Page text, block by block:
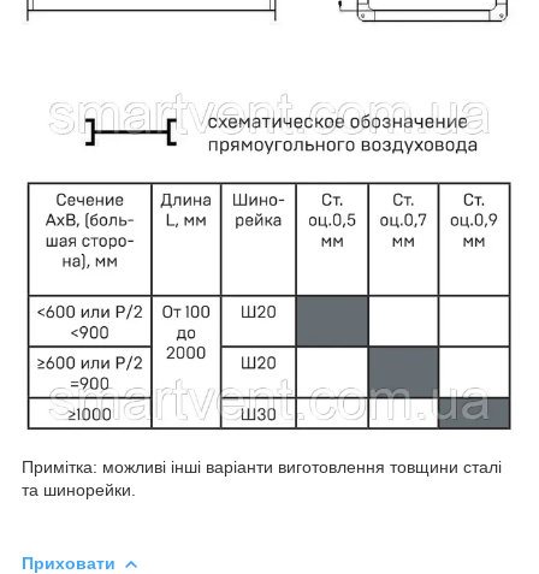
Примітка: можливі інші варіанти виготовлення товщини сталі
та шинорейки.
Приховати